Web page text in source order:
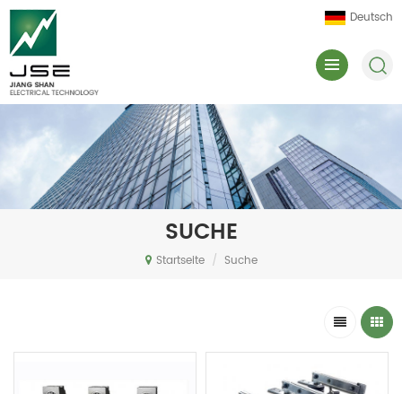
Deutsch
SUCHE
Startseite / Suche